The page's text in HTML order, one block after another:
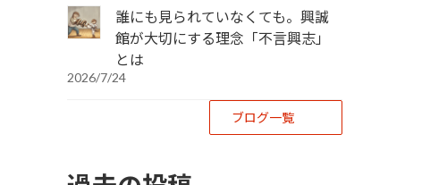
誰にも見られていなくても。興誠
館が大切にする理念「不言興志」
とは
2026/7/24
ブログ一覧